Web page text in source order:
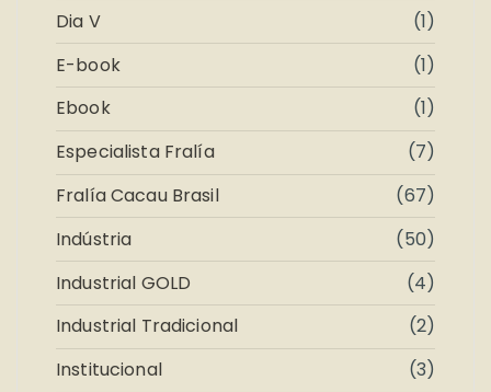
Dia V
(1)
E-book
(1)
Ebook
(1)
Especialista Fralía
(7)
Fralía Cacau Brasil
(67)
Indústria
(50)
Industrial GOLD
(4)
Industrial Tradicional
(2)
Institucional
(3)